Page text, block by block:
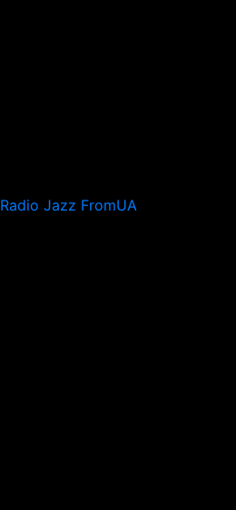
Radio Jazz FromUA